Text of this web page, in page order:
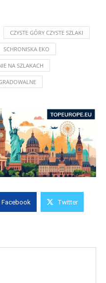
CZYSTE GÓRY CZYSTE SZLAKI
SCHRONISKA EKO
NA SZLAKACH
Facebook Twitter